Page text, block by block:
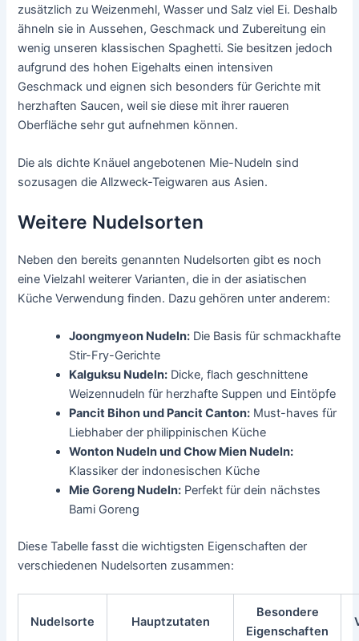
zusätzlich zu Weizenmehl, Wasser und Salz viel Ei. Deshalb
ähneln sie in Aussehen, Geschmack und Zubereitung ein
wenig unseren klassischen Spaghetti. Sie besitzen jedoch
aufgrund des hohen Eigehalts einen intensiven
Geschmack und eignen sich besonders für Gerichte mit
herzhaften Saucen, weil sie diese mit ihrer raueren
Oberfläche sehr gut aufnehmen können.
Die als dichte Knäuel angebotenen Mie-Nudeln sind
sozusagen die Allzweck-Teigwaren aus Asien.
Weitere Nudelsorten
Neben den bereits genannten Nudelsorten gibt es noch
eine Vielzahl weiterer Varianten, die in der asiatischen
Küche Verwendung finden. Dazu gehören unter anderem:
Joongmyeon Nudeln: Die Basis für schmackhafte
Stir-Fry-Gerichte
Kalguksu Nudeln: Dicke, flach geschnittene
Weizennudeln für herzhafte Suppen und Eintöpfe
Pancit Bihon und Pancit Canton: Must-haves für
Liebhaber der philippinischen Küche
Wonton Nudeln und Chow Mien Nudeln:
Klassiker der indonesischen Küche
Mie Goreng Nudeln: Perfekt für dein nächstes
Bami Goreng
Diese Tabelle fasst die wichtigsten Eigenschaften der
verschiedenen Nudelsorten zusammen:
Nudelsorte Hauptzutaten
Besondere
Eigenschaften